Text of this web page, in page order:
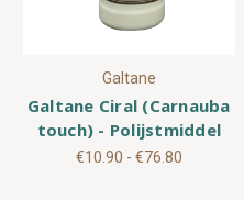
Galtane
Galtane Ciral (Carnauba
touch) - Polijstmiddel
€10.90 - €76.80